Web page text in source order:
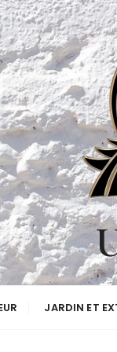
JARDIN ET